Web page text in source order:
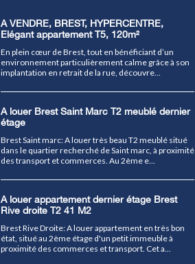
A VENDRE, BREST, HYPERCENTRE,
Elégant appartement T5, 120m²
En plein cœur de Brest, tout en bénéficiant d’un
environnement particulièrement calme grâce à son
implantation en retrait de la rue, découvre...
A louer Brest Saint Marc T2 meublé dernier
étage
Brest Saint marc: A louer très beau T2 meublé situé
dans le quartier recherché de Saint marc, à proximité
des transport et commerces. Au 2ème e...
A louer appartement dernier étage Brest
Rive droite T2 41 M2
Brest Rive Droite: A louer appartement en très bon
état, situé au 2ème étage d'un petit immeuble à
proximité des commerces et transport. Cet a...